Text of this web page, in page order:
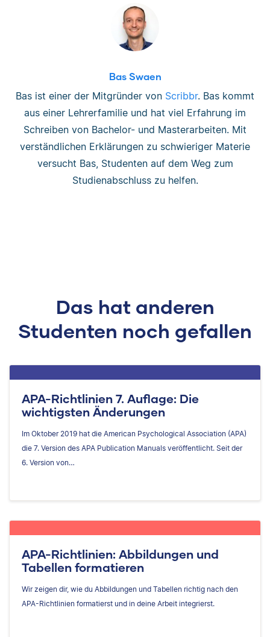
Bas Swaen
Bas ist einer der Mitgründer von Scribbr. Bas kommt
aus einer Lehrerfamilie und hat viel Erfahrung im
Schreiben von Bachelor- und Masterarbeiten. Mit
verständlichen Erklärungen zu schwieriger Materie
versucht Bas, Studenten auf dem Weg zum
Studienabschluss zu helfen.
Das hat anderen
Studenten noch gefallen
APA-Richtlinien 7. Auflage: Die
wichtigsten Änderungen
Im Oktober 2019 hat die American Psychological Association (APA)
die 7. Version des APA Publication Manuals veröffentlicht. Seit der
6. Version von…
APA-Richtlinien: Abbildungen und
Tabellen formatieren
Wir zeigen dir, wie du Abbildungen und Tabellen richtig nach den
APA-Richtlinien formatierst und in deine Arbeit integrierst.